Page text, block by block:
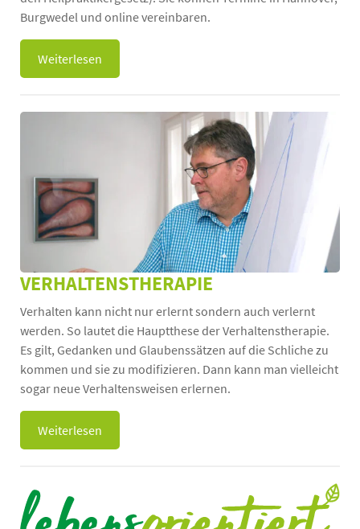
Burgwedel und online vereinbaren.
Weiterlesen
VERHALTENSTHERAPIE
Verhalten kann nicht nur erlernt sondern auch verlernt
werden. So lautet die Hauptthese der Verhaltenstherapie.
Es gilt, Gedanken und Glaubenssätzen auf die Schliche zu
kommen und sie zu modifizieren. Dann kann man vielleicht
sogar neue Verhaltensweisen erlernen.
Weiterlesen